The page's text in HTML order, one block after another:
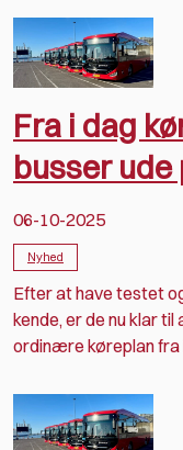
Fra i dag
busser
06-10-2025
Nyhed
Efter at have testet
kende, er de nu klar til
ordinære køreplan fra